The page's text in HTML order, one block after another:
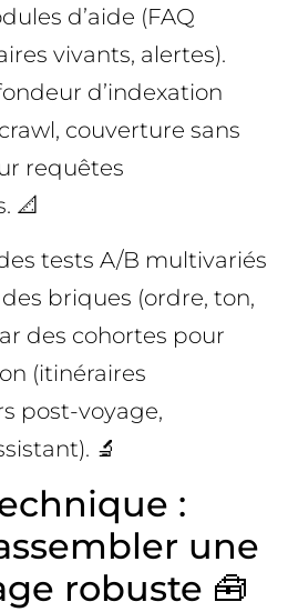
d’aide (FAQ
vivants, alertes).
d’indexation
couverture sans
requêtes
📐
tests A/B multivariés
briques (ordre, ton,
des cohortes pour
(itinéraires
post-voyage,
🔬
:
une
robuste 🧰